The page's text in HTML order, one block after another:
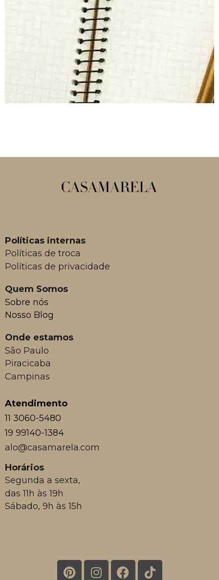
Políticas internas
Políticas de troca
Políticas de privacidade
Quem Somos
Sobre nós
Nosso Blog
Onde estamos
São Paulo
Piracicaba
Campinas
Atendimento
11 3060-5480
19 99140-1384
alo@casamarela.com
Horários
Segunda a sexta,
das 11h às 19h
Sábado, 9h às 15h